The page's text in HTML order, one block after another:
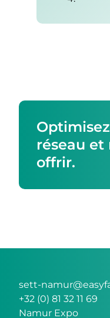
réseau et
offrir.
sett-
+32 (0) 81 32 11 69
Namur Expo